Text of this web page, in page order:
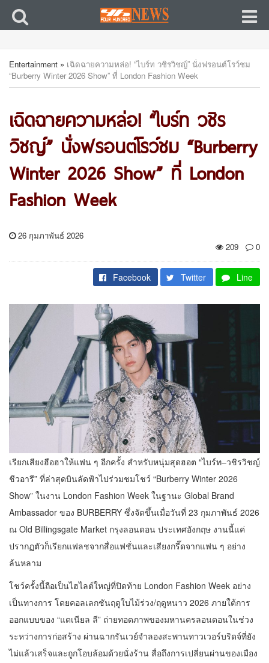
Entertainment » เฉิดฉายความหล่อ! “ไบร์ท วชิรวิชญ์” นั่งฟรอนต์โรว์ชม
“Burberry Winter 2026 Show” ที่ London Fashion Week
เฉิดฉายความหล่อ! “ไบร์ท วชิร
วิชญ์” นั่งฟรอนต์โรว์ชม “Burberry
Winter 2026 Show” ที่ London
Fashion Week
26 กุมภาพันธ์ 2026
209
0
Facebook Twitter Line
เรียกเสียงฮือฮาให้แฟน ๆ อีกครั้ง สำหรับหนุ่มสุดฮอต “ไบร์ท–วชิรวิชญ์
ชีวอารี” ที่ล่าสุดบินลัดฟ้าไปร่วมชมโชว์ “Burberry Winter 2026
Show” ในงาน London Fashion Week ในฐานะ Global Brand
Ambassador ของ BURBERRY ซึ่งจัดขึ้นเมื่อวันที่ 23 กุมภาพันธ์ 2026
ณ Old Billingsgate Market กรุงลอนดอน ประเทศอังกฤษ งานนี้แค่
ปรากฏตัวก็เรียกแฟลชจากสื่อแฟชั่นและเสียงกรี๊ดจากแฟน ๆ อย่าง
ล้นหลาม
โชว์ครั้งนี้ถือเป็นไฮไลต์ใหญ่ที่ปิดท้าย London Fashion Week อย่าง
เป็นทางการ โดยคอลเลกชันฤดูใบไม้ร่วง/ฤดูหนาว 2026 ภายใต้การ
ออกแบบของ “แดเนียล ลี” ถ่ายทอดภาพของมหานครลอนดอนในช่วง
ระหว่างการก่อสร้าง ผ่านฉากรันเวย์จำลองสะพานทาวเวอร์บริดจ์ที่ยัง
ไม่แล้วเสร็จและถูกโอบล้อมด้วยนั่งร้าน สื่อถึงการเปลี่ยนผ่านของเมือง